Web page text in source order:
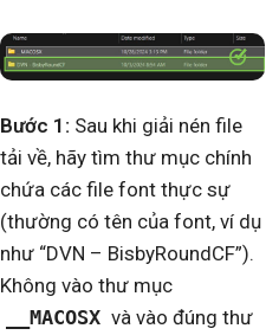
Bước 1: Sau khi giải nén file
tải về, hãy tìm thư mục chính
chứa các file font thực sự
(thường có tên của font, ví dụ
như “DVN – BisbyRoundCF”).
Không vào thư mục
__MACOSX và vào đúng thư